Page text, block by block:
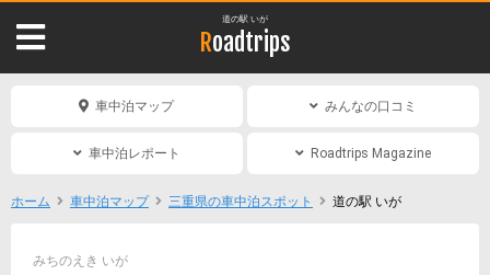
道の駅 いが
Roadtrips
車中泊マップ みんなの口コミ
車中泊レポート Roadtrips Magazine
ホーム 車中泊マップ 三重県の車中泊スポット 道の駅 いが
みちのえき いが